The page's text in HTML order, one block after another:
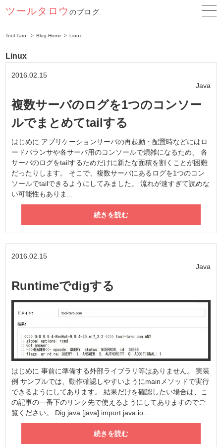
ツールタロウ のブログ
Tool-Taro Blog-Home Linux
Linux
2016.02.15
Java
複数サーバのログを1つのコンソー
ルでまとめてtailする
はじめに アプリケーションサーバの再起動・配置時などにはロ
ードバランサや各サーバ用のコンソールで煩雑になるため、 各
サーバのログをtailするためだけに新たな面積を割くことが困難
だったりします。 そこで、複数サーバにあるログを1つのコン
ソールでtailできるようにしてみました。 流れが速すぎて読めな
い可能性もありま...
続きを読む
2016.02.15
Java
Runtimeでdigする
はじめに 事前に準備する外部ライブラリ等はありません。 実装
例 サンプルでは、動作確認しやすいようにmainメソッドで実行
できるようにしてあります。 結果だけを確認したい場合は、こ
の記事の一番下のリンク先で使えるようにしてありますのでご
覧ください。 Dig.java [java] import java.io...
続きを読む